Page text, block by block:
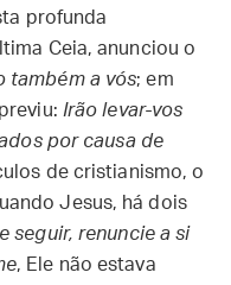
profunda
Ceia, anunciou o
também a vós; em
Irão levar-vos
por causa de
de cristianismo, o
Jesus, há dois
seguir, renuncie a si
, Ele não estava